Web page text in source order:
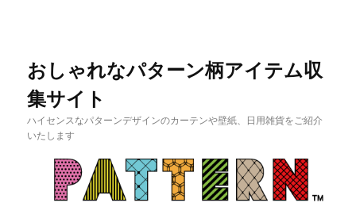
おしゃれなパターン柄アイテム収
集サイト
ハイセンスなパターンデザインのカーテンや壁紙、日用雑貨をご紹介
いたします